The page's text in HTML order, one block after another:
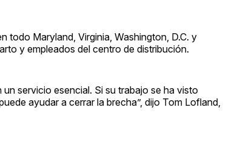
todo Maryland, Virginia, Washington, D.C. y
y empleados del centro de distribución.
servicio esencial. Si su trabajo se ha visto
ayudar a cerrar la brecha”, dijo Tom Lofland,